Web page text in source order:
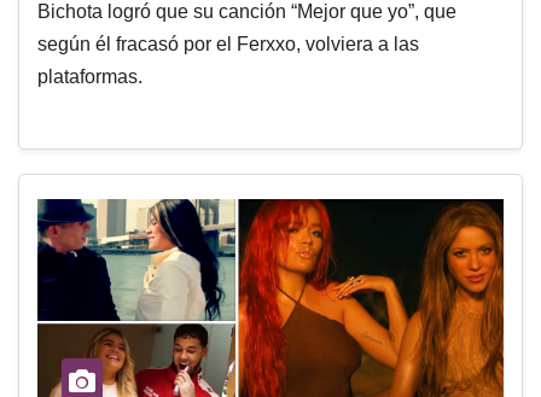
Bichota logró que su canción “Mejor que yo”, que
según él fracasó por el Ferxxo, volviera a las
plataformas.